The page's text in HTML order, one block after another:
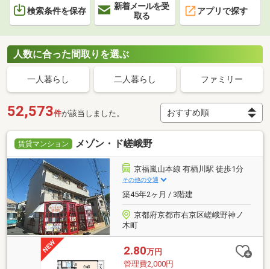
検索条件を保存
新着メールを受
取る
アプリで探す
人数に合った間取りを選ぶ
一人暮らし 二人暮らし ファミリー
52,573件が該当しました。
賃貸マンション メゾン・ド嵯峨野
京福嵐山本線 有栖川駅 徒歩1分
その他の交通
築45年2ヶ月 / 3階建
京都府京都市右京区嵯峨野神ノ
木町
2.80万円
管理費2,000円